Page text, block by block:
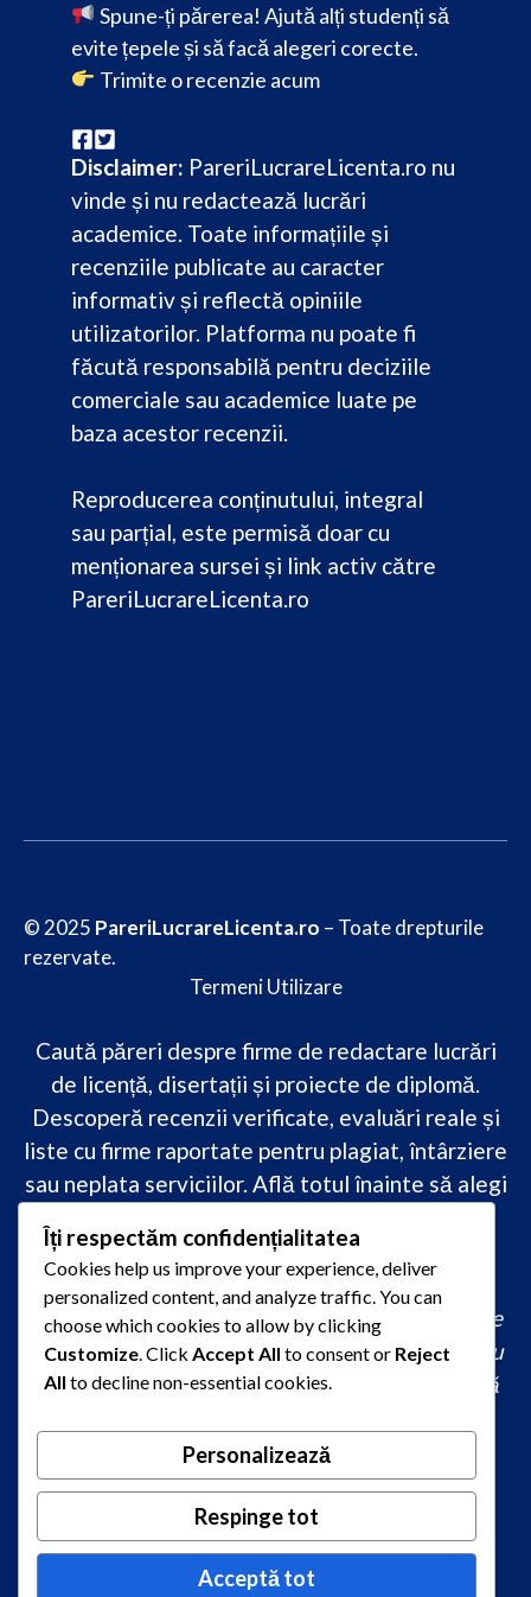
Spune-ți părerea! Ajută alți studenți să
evite țepele și să facă alegeri corecte.
Trimite o recenzie acum
Disclaimer: PareriLucrareLicenta.ro nu
vinde și nu redactează lucrări
academice. Toate informațiile și
recenziile publicate au caracter
informativ și reflectă opiniile
utilizatorilor. Platforma nu poate fi
făcută responsabilă pentru deciziile
comerciale sau academice luate pe
baza acestor recenzii.
Reproducerea conținutului, integral
sau parțial, este permisă doar cu
menționarea sursei și link activ către
PareriLucrareLicenta.ro
© 2025 PareriLucrareLicenta.ro – Toate drepturile
rezervate.
Termeni Utilizare
Caută păreri despre firme de redactare lucrări
de licență, disertații și proiecte de diplomă.
Descoperă recenzii verificate, evaluări reale și
liste cu firme raportate pentru plagiat, întârziere
sau neplata serviciilor. Află totul înainte să alegi
academicădoar pe PareriLucrareLicenta.ro.
comandă lucrare de licență originală, redactare
lucrare licență urgent, ajutor profesional pentru
licență, servicii redactare disertație ieftin, firmă
academică la comandă, redactare licență fără
plagiat rapid, preț redactare lucrare de licență,
oferte redactare lucrări 2026, redactori
autorizați pentru lucrări academice
Îți respectăm confidențialitatea
Cookies help us improve your experience, deliver
personalized content, and analyze traffic. You can
choose which cookies to allow by clicking
Customize . Click Accept All to consent or Reject
All to decline non-essential cookies.
Personalizează
Respinge tot
Acceptă tot